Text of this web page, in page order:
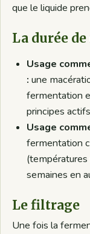
que le liquide
La durée
Usage
: une
fermentation
principes
Usage
fermentation
(températures
semaines en
Le filtrage
Une fois la